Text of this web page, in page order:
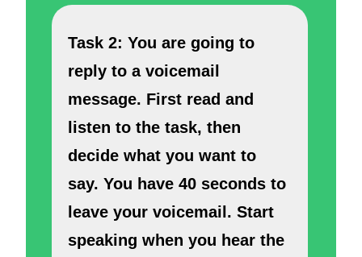
audio
Task 2: You are going to
reply to a voicemail
message. First read and
listen to the task, then
decide what youwant to
say. You have 40 seconds to
leave your voicemail. Start
speaking when you hear the